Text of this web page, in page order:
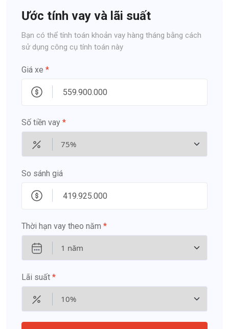
Ước tính vay và lãi suất
Bạn có thể tính toán khoản vay hàng tháng bằng cách
sử dụng công cụ tính toán này
Giá xe *
Số tiền vay *
So sánh giá
Thời hạn vay theo năm *
Lãi suất *